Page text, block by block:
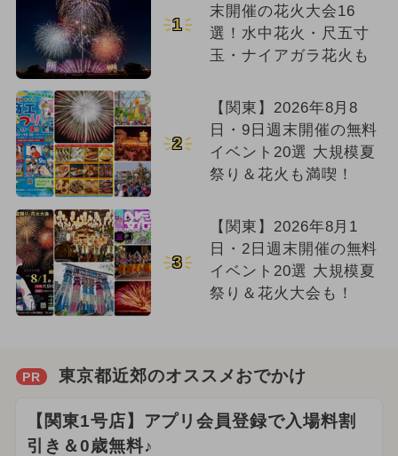
1
末開催の花火大会16
選！水中花火・尺五寸
玉・ナイアガラ花火も
2
【関東】2026年8月8
日・9日週末開催の無料
イベント20選 大規模夏
祭り＆花火も満喫！
3
【関東】2026年8月1
日・2日週末開催の無料
イベント20選 大規模夏
祭り＆花火大会も！
PR 東京都近郊のオススメおでかけ
【関東1号店】アプリ会員登録で入場料割
引き＆0歳無料♪